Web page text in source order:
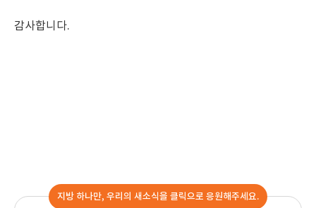
감사합니다.
지방 하나만, 우리의 새소식을 클릭으로 응원해주세요.